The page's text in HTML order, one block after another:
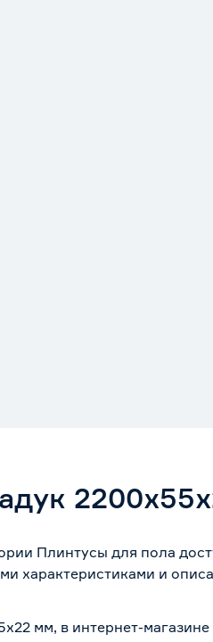
Плинтусы для пола
характеристиками и
мм, в интернет-